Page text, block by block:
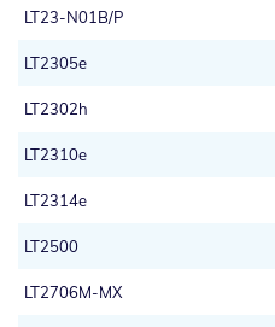
LT23-N01B/P
LT2305e
LT2302h
LT2310e
LT2314e
LT2500
LT2706M-MX